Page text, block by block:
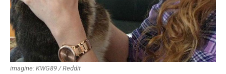
imagine: KWG89 / Reddit